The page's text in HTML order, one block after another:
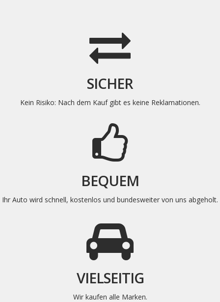
SICHER
Kein Risiko: Nach dem Kauf gibt es keine Reklamationen.
BEQUEM
Ihr Auto wird schnell, kostenlos und bundesweiter von uns abgeholt.
VIELSEITIG
Wir kaufen alle Marken.